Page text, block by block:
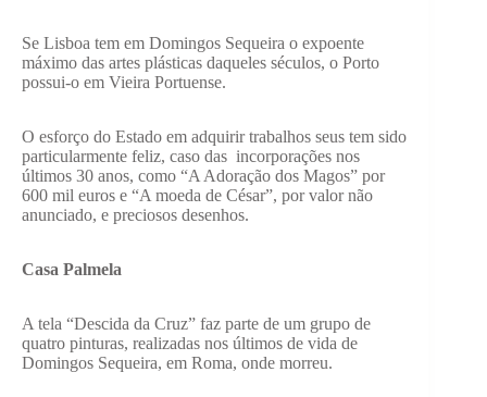
Se Lisboa tem em Domingos Sequeira o expoente
máximo das artes plásticas daqueles séculos, o Porto
possui-o em Vieira Portuense.
O esforço do Estado em adquirir trabalhos seus tem sido
particularmente feliz, caso das incorporações nos
últimos 30 anos, como “A Adoração dos Magos” por
600 mil euros e “A moeda de César”, por valor não
anunciado, e preciosos desenhos.
Casa Palmela
A tela “Descida da Cruz” faz parte de um grupo de
quatro pinturas, realizadas nos últimos de vida de
Domingos Sequeira, em Roma, onde morreu.